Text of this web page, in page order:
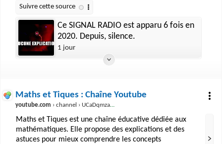
Ce SIGNAL RADIO est apparu 6 fois en
2020. Depuis, silence.
1 jour
Maths et Tiques : Chaîne Youtube
youtube.com › channel › UCaDqmzanCq4ZYhdEm0Df9Qg
Maths et Tiques est une chaîne éducative dédiée aux
mathématiques. Elle propose des explications et des
astuces pour mieux comprendre les concepts